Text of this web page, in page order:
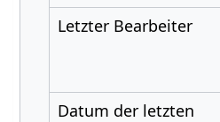
Letzter Bearbeiter
Datum der letzten